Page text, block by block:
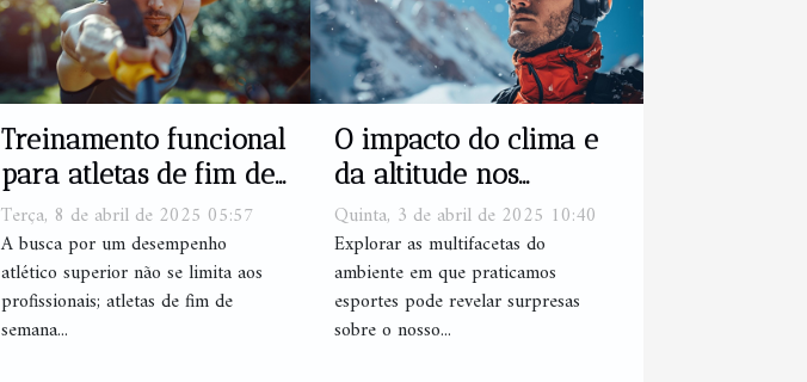
Treinamento funcional
para atletas de fim de
semana o segredo
para melhorar o
desempenho
Terça, 8 de abril de 2025 05:57
A busca por um desempenho
atlético superior não se limita aos
profissionais; atletas de fim de
semana...
O impacto do clima e
da altitude nos
esportes - Como se
adaptar e manter o
desempenho ótimo
Quinta, 3 de abril de 2025 10:40
Explorar as multifacetas do
ambiente em que praticamos
esportes pode revelar surpresas
sobre o nosso...